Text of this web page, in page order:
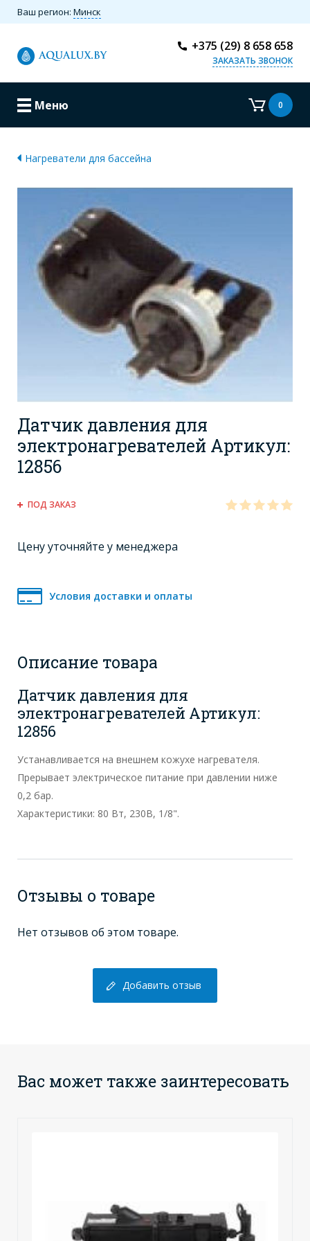
Ваш регион: Минск
+375 (29) 8 658 658
ЗАКАЗАТЬ ЗВОНОК
Меню 0
Нагреватели для бассейна
Датчик давления для
электронагревателей Артикул:
12856
ПОД ЗАКАЗ
Цену уточняйте у менеджера
Условия доставки и оплаты
Описание товара
Датчик давления для
электронагревателей Артикул:
12856
Устанавливается на внешнем кожухе нагревателя.
Прерывает электрическое питание при давлении ниже
0,2 бар.
Характеристики: 80 Вт, 230В, 1/8".
Отзывы о товаре
Нет отзывов об этом товаре.
Добавить отзыв
Вас может также заинтересовать